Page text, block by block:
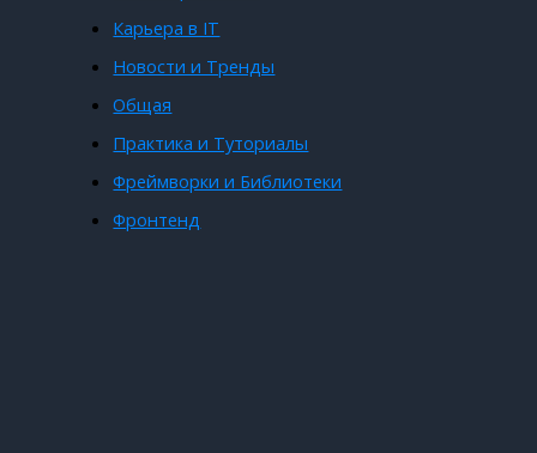
Карьера в IT
Новости и Тренды
Общая
Практика и Туториалы
Фреймворки и Библиотеки
Фронтенд